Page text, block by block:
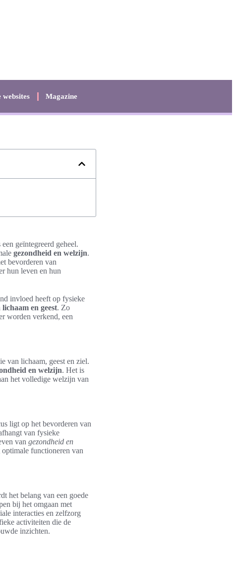
websites Magazine
geïntegreerd geheel.
gezondheid en welzijn.
bevorderen van
hun leven en hun
invloed heeft op fysieke
lichaam en geest. Zo
worden verkend, een
van lichaam, geest en ziel.
en welzijn. Het is
het volledige welzijn van
ligt op het bevorderen van
van fysieke
van gezondheid en
functioneren van
het belang van een goede
bij het omgaan met
interacties en zelfzorg
activiteiten die de
inzichten.